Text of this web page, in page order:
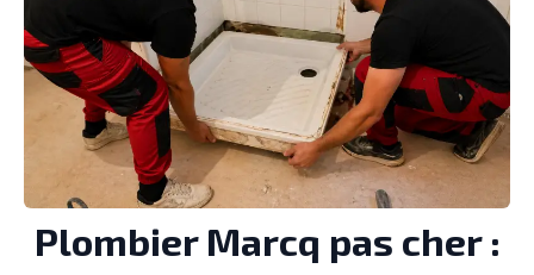
Plombier Marcq pas cher :